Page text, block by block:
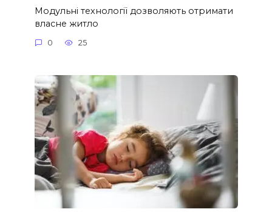
Модульні технології дозволяють отримати
власне житло
0 25